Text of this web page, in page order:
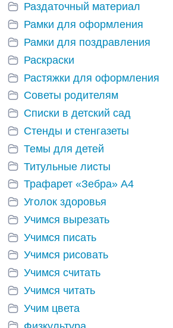
Раздаточный материал
Рамки для оформления
Рамки для поздравления
Раскраски
Растяжки для оформления
Советы родителям
Списки в детский сад
Стенды и стенгазеты
Темы для детей
Титульные листы
Трафарет «Зебра» А4
Уголок здоровья
Учимся вырезать
Учимся писать
Учимся рисовать
Учимся считать
Учимся читать
Учим цвета